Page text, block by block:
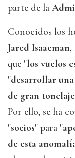
parte de la
Conocidos los
Jared Isaacman,
que "los vuelos
"desarrollar
de gran
Por ello, se ha
"socios" para "
de esta